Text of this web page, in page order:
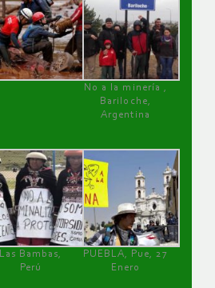
No a la minería ,
Bariloche,
Argentina
Las Bambas,
Perú
PUEBLA, Pue, 27
Enero